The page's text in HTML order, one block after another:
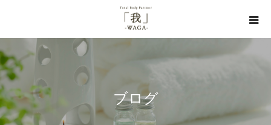
ブログ